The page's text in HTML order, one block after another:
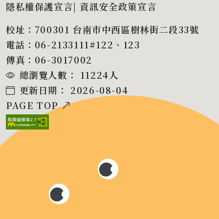
隱私權保護宣言|資訊安全政策宣言
校址：700301 台南市中西區樹林街二段33號
電話：06-2133111#122、123
傳真：06-3017002
總瀏覽人數：
11224人
更新日期：
2026-08-04
PAGE TOP